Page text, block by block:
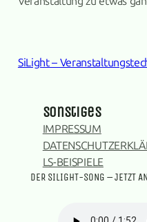
SiLight –
sonstiges
IMPRESSUM
LS-BEISPIELE
DER SILIGHT-SONG – JETZT